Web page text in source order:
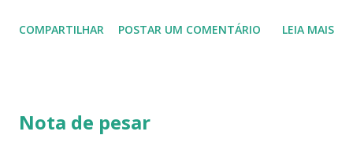
PEIXOTO 1307 ☆CINE IRIS RUA FLORIANO PEIXOTO 1206
☆CINE VIP CLUBE RUA 24 DE MAIO 825 ☆CINE ECLIPSE
COMPARTILHAR POSTAR UM COMENTÁRIO LEIA MAIS
Nota de pesar